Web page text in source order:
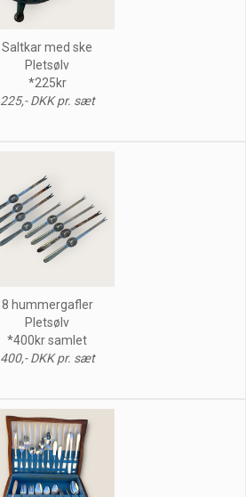
Saltkar med ske
Pletsølv
*225kr
225,- DKK pr. sæt
8 hummergafler
Pletsølv
*400kr samlet
400,- DKK pr. sæt